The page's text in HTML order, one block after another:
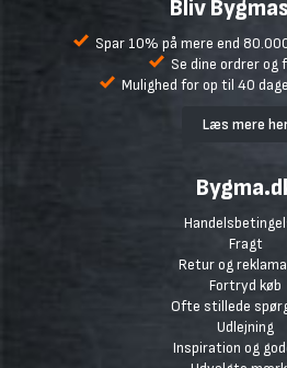
Bliv
Spar 10% på mere end
Se dine ordrer og
Mulighed for op til 40
Læs mere
Fragt
Retur og
Fortryd køb
Ofte stillede
Udlejning
Inspiration og